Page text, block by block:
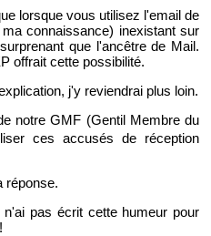
lorsque vous uti­li­sez l'email de
connais­sance) in­exis­tant sur
que l'an­cêtre de Mail.​
of­frait cette pos­si­bi­lité.
j'y re­vien­drai plus loin.
notre GMF (Gen­til Membre du
ces ac­cu­sés de ré­cep­tion
ré­ponse.
pas écrit cette hu­meur pour